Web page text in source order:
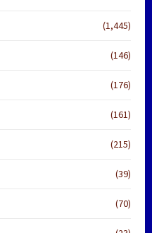
(1,445)
(146)
(176)
(161)
(215)
(39)
(70)